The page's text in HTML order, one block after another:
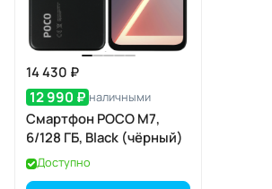
14 430 ₽
12 990 ₽ наличными
Смартфон POCO M7,
6/128 ГБ, Black (чёрный)
Доступно